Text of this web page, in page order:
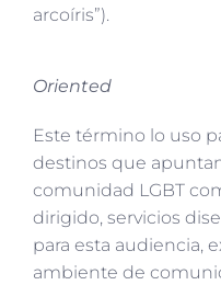
arcoíris”).
Oriented
Este término lo uso
destinos que
comunidad LGBT
dirigido, servicios
para esta audiencia,
ambiente de